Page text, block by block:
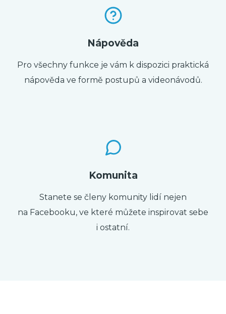
Nápověda
Pro všechny funkce je vám k dispozici praktická
nápověda ve formě postupů a videonávodů.
Komunita
Stanete se členy komunity lidí nejen
na Facebooku, ve které můžete inspirovat sebe
i ostatní.